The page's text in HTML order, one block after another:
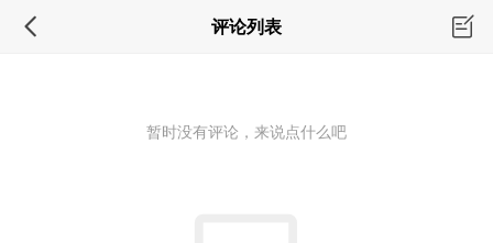
评论列表
暂时没有评论，来说点什么吧